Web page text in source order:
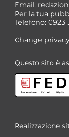
*
Email:
Per la tua
Telefono: 0923
Change
Questo sito è
Realizzazione